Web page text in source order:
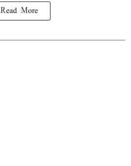
Read More